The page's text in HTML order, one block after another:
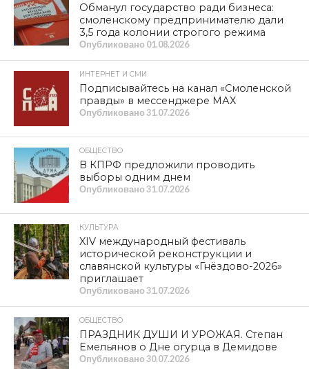
Обманул государство ради бизнеса:
смоленскому предпринимателю дали
3,5 года колонии строгого режима
Опубликовано 01.08.2026
ИНТЕРНЕТ И СМИ
Подписывайтесь на канал «Смоленской
правды» в мессенджере МАХ
Опубликовано31.07.2026
ОБЩЕСТВО
В КПРФ предложили проводить
выборы одним днем
Опубликовано31.07.2026
КУЛЬТУРА
XIV международный фестиваль
исторической реконструкции и
славянской культуры «Гнёздово-2026»
приглашает
Опубликовано31.07.2026
ОБЩЕСТВО
ПРАЗДНИК ДУШИ И УРОЖАЯ. Степан
Емельянов о Дне огурца в Демидове
Опубликовано30.07.2026